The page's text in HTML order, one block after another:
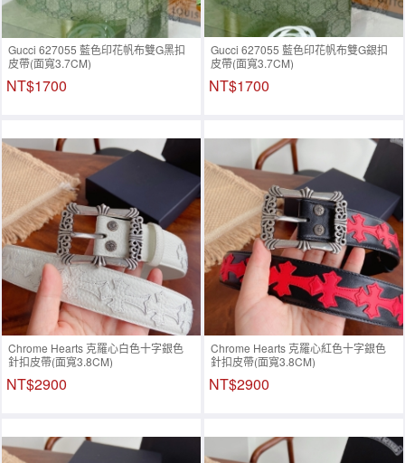
Gucci 627055 藍色印花帆布雙G黑扣
皮帶(面寬3.7CM)
NT$1700
Gucci 627055 藍色印花帆布雙G銀扣
皮帶(面寬3.7CM)
NT$1700
Chrome Hearts 克羅心白色十字銀色
針扣皮帶(面寬3.8CM)
NT$2900
Chrome Hearts 克羅心紅色十字銀色
針扣皮帶(面寬3.8CM)
NT$2900